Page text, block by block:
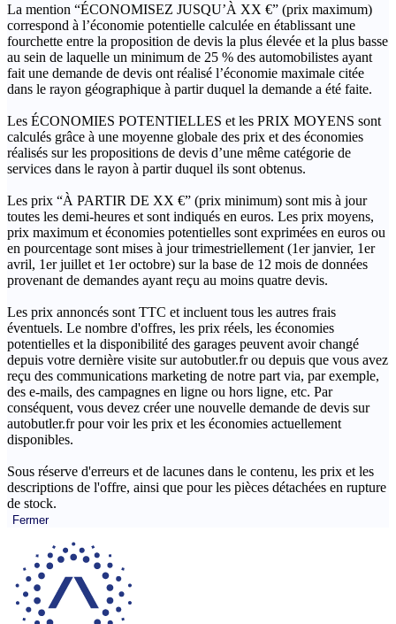
La mention “ÉCONOMISEZ JUSQU’À XX €” (prix maximum)
correspond à l’économie potentielle calculée en établissant une
fourchette entre la proposition de devis la plus élevée et la plus basse
au sein de laquelle un minimum de 25 % des automobilistes ayant
fait une demande de devis ont réalisé l’économie maximale citée
dans le rayon géographique à partir duquel la demande a été faite.
Les ÉCONOMIES POTENTIELLES et les PRIX MOYENS sont
calculés grâce à une moyenne globale des prix et des économies
réalisés sur les propositions de devis d’une même catégorie de
services dans le rayon à partir duquel ils sont obtenus.
Les prix “À PARTIR DE XX €” (prix minimum) sont mis à jour
toutes les demi-heures et sont indiqués en euros. Les prix moyens,
prix maximum et économies potentielles sont exprimées en euros ou
en pourcentage sont mises à jour trimestriellement (1er janvier, 1er
avril, 1er juillet et 1er octobre) sur la base de 12 mois de données
provenant de demandes ayant reçu au moins quatre devis.
Les prix annoncés sont TTC et incluent tous les autres frais
éventuels. Le nombre d'offres, les prix réels, les économies
potentielles et la disponibilité des garages peuvent avoir changé
depuis votre dernière visite sur autobutler.fr ou depuis que vous avez
reçu des communications marketing de notre part via, par exemple,
des e-mails, des campagnes en ligne ou hors ligne, etc. Par
conséquent, vous devez créer une nouvelle demande de devis sur
autobutler.fr pour voir les prix et les économies actuellement
disponibles.
Sous réserve d'erreurs et de lacunes dans le contenu, les prix et les
descriptions de l'offre, ainsi que pour les pièces détachées en rupture
de stock.
Fermer